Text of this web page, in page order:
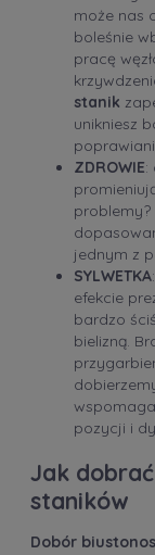
może nas
boleśnie
pracę
stanik
unikniesz
ZDROWIE:
problemy?
jednym z
SYLWETKA:
efekcie
bardzo
bielizną.
pozycji i
Jak
staników
Dobór